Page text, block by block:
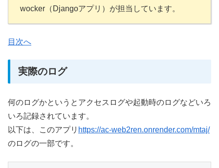
wocker（Djangoアプリ）が担当しています。
目次へ
実際のログ
何のログかというとアクセスログや起動時のログなどいろ
いろ記録されています。
以下は、このアプリ https://ac-web2ren.onrender.com/mtaj/
のログの一部です。